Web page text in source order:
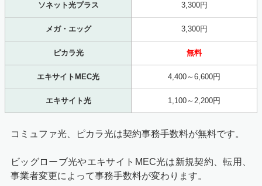
ソネット光プラス 3,300円
メガ・エッグ 3,300円
ピカラ光 無料
エキサイトMEC光 4,400～6,600円
エキサイト光 1,100～2,200円
コミュファ光、ピカラ光は契約事務手数料が無料です。
ビッグローブ光やエキサイトMEC光は新規契約、転用、
事業者変更によって事務手数料が変わります。